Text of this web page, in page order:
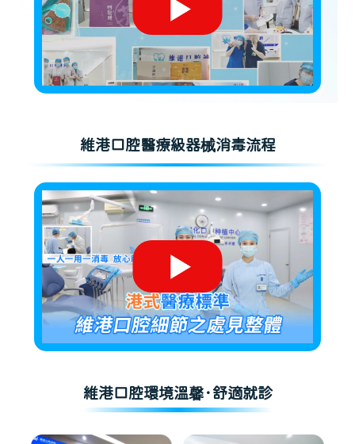
維港口腔醫療級器械消毒流程
維港口腔環境溫馨·舒適就診